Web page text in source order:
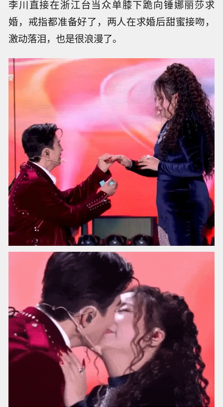
李川直接在浙江台当众单膝下跪向锤娜丽莎求
婚，戒指都准备好了，两人在求婚后甜蜜接吻，
激动落泪，也是很浪漫了。